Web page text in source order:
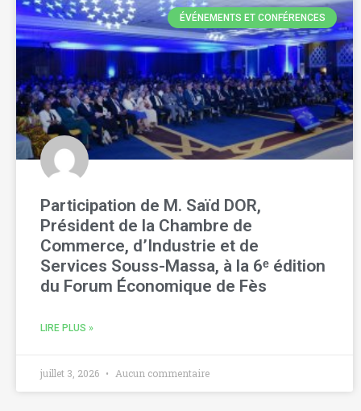
ÉVÉNEMENTS ET CONFÉRENCES
Participation de M. Saïd DOR,
Président de la Chambre de
Commerce, d’Industrie et de
Services Souss-Massa, à la 6ᵉ édition
du Forum Économique de Fès
LIRE PLUS »
juillet 3, 2026 Aucun commentaire